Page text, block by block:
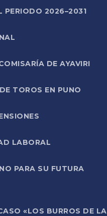
PERIODO 2026–2031
DE AYAVIRI
TOROS EN PUNO
LABORAL
PARA SU FUTURA
«LOS BURROS DE LA